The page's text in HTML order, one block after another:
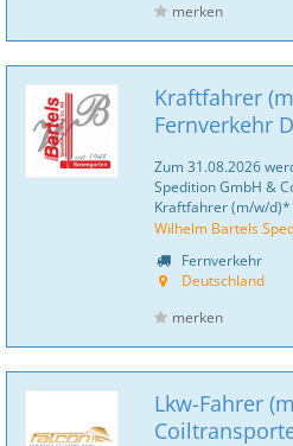
merken
Kraftfahrer
Fernverkehr
Zum 31.08.2026
Spedition GmbH &
Kraftfahrer (m/w/d)*
Wilhelm Bartels
Fernverkehr
Deutschland
merken
Lkw-Fahrer